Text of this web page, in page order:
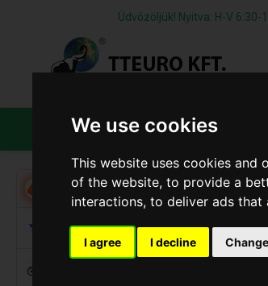
We use cookies
This website uses cookies
of the website,to provide a
interactions,to deliver ads that
I agree I decline
Üdvözöljük! Nyitva: H-V
TERMÉKEK
Akció
Alkalmi Kellékek